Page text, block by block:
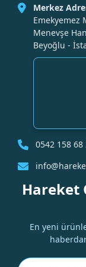
Merkez
Emekyemez
Menevşe
Beyoğlu -
0542 158 68
Hareket
En yeni